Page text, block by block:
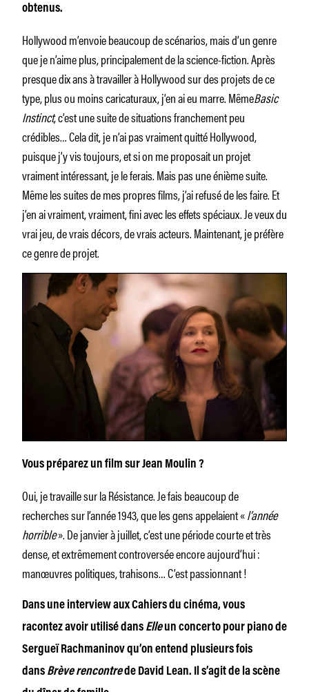
obtenus.
Hollywood m’envoie beaucoup de scénarios, mais d’un genre
que je n’aime plus, principalement de la science-fiction. Après
presque dix ans à travailler à Hollywood sur des projets de ce
type, plus ou moins caricaturaux, j’en ai eu marre. MêmeBasic
Instinct, c’est une suite de situations franchement peu
crédibles… Cela dit, je n’ai pas vraiment quitté Hollywood,
puisque j’y vis toujours, et si on me proposait un projet
vraiment intéressant, je le ferais. Mais pas une énième suite.
Même les suites de mes propres films, j’ai refusé de les faire. Et
j’en ai vraiment, vraiment, fini avec les effets spéciaux. Je veux du
vrai jeu, de vrais décors, de vrais acteurs. Maintenant, je préfère
ce genre de projet.
Vous préparez un film sur Jean Moulin ?
Oui, je travaille sur la Résistance. Je fais beaucoup de
recherches sur l’année 1943, que les gens appelaient «l’année
horrible». De janvier à juillet, c’est une période courte et très
dense, et extrêmement controversée encore aujourd’hui :
manœuvres politiques, trahisons… C’est passionnant !
Dans une interview aux Cahiers du cinéma, vous
racontez avoir utilisé dans Elleun concerto pour piano de
Sergueï Rachmaninov qu’on entend plusieurs fois
dans Brève rencontrede David Lean. Il s’agit de la scène